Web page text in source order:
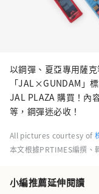
以鋼彈、夏亞專用薩
「JAL×GUNDAM」
JAL PLAZA 購買！內
等，鋼彈迷必收！
All pictures courtesy of
本文根據PRTIMES編撰、
小編推薦延伸閱讀